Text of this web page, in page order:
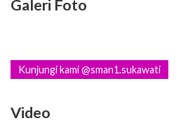
Galeri Foto
Kunjungi kami @sman1.sukawati
Video